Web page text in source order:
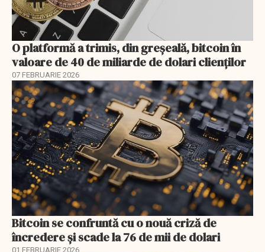
O platformă a trimis, din greşeală, bitcoin în
valoare de 40 de miliarde de dolari clienţilor
07 FEBRUARIE 2026
Bitcoin se confruntă cu o nouă criză de
încredere și scade la 76 de mii de dolari
01 FEBRUARIE 2026